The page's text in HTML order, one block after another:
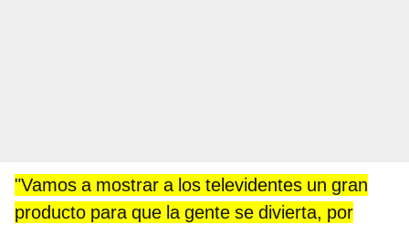
"Vamos a mostrar a los televidentes un gran
producto para que la gente se divierta, por